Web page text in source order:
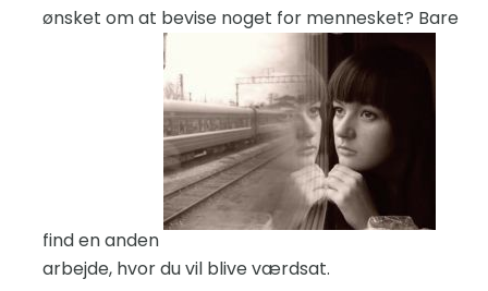
ønsket om at bevise noget for mennesket? Bare
find en anden
arbejde, hvor du vil blive værdsat.